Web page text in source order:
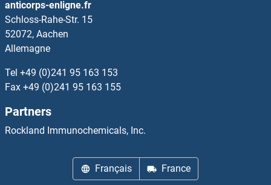
LAMC3 Kits ELISA
Lamin A/C Kits ELISA
Lamin B1 Kits ELISA
Lamin B2 Kits ELISA
Laminin Kits ELISA
anticorps-enligne.fr
Schloss-Rahe-Str. 15
52072, Aachen
Allemagne
Tel +49 (0)241 95 163 153
Fax +49 (0)241 95 163 155
Partners
Rockland Immunochemicals, Inc.
Français France